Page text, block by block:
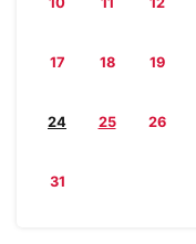
17 18 19
24 25 26
31